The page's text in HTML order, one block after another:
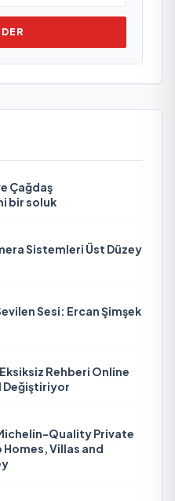
Çağdaş
bir soluk
Sistemleri Üst Düzey
Sesi: Ercan Şimşek
Rehberi Online
Değiştiriyor
Quality Private
Villas and